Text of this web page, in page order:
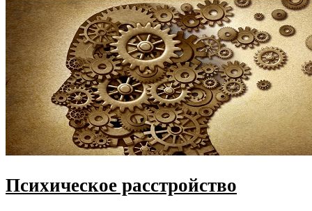
Психическое расстройство